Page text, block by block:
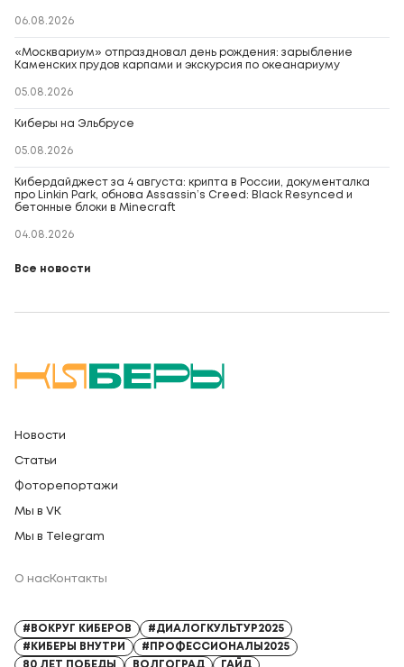
06.08.2026
«Москвариум» отпраздновал день рождения: зарыбление
Каменских прудов карпами и экскурсия по океанариуму
05.08.2026
Киберы на Эльбрусе
05.08.2026
Кибердайджест за 4 августа: крипта в России, документалка
про Linkin Park, обнова Assassin’s Creed: Black Resynced и
бетонные блоки в Minecraft
04.08.2026
Все новости
Новости
Статьи
Фоторепортажи
Мы в VK
Мы в Telegram
О насКонтакты
#ВОКРУГ КИБЕРОВ
#ДИАЛОГКУЛЬТУР2025
#КИБЕРЫ ВНУТРИ
#ПРОФЕССИОНАЛЫ2025
80 ЛЕТ ПОБЕДЫ
ВОЛГОГРАД ГАЙД